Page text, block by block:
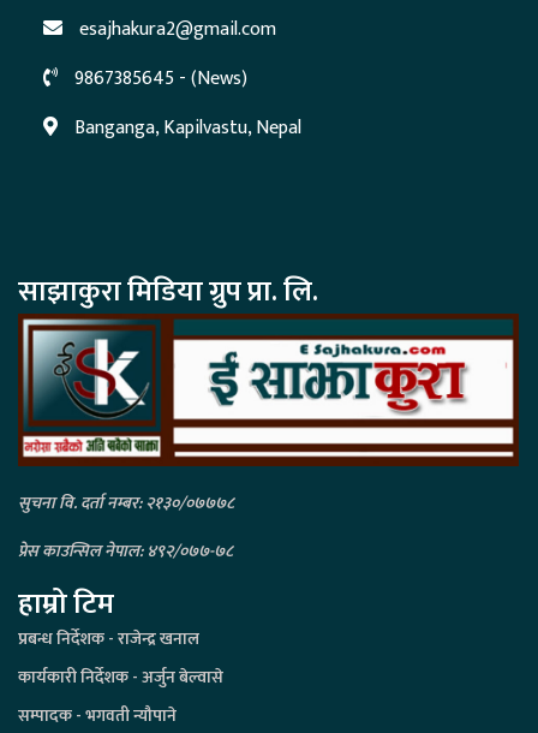
esajhakura2@gmail.com
9867385645 - (News)
Banganga, Kapilvastu, Nepal
साझाकुरा मिडिया ग्रुप प्रा. लि.
सुचना वि. दर्ता नम्बर: २१३०/०७७७८
प्रेस काउन्सिल नेपाल: ४९२/०७७-७८
हाम्रो टिम
प्रबन्ध निर्देशक - राजेन्द्र खनाल
कार्यकारी निर्देशक - अर्जुन बेल्वासे
सम्पादक - भगवती न्यौपाने